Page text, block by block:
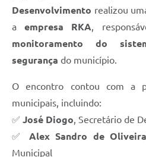
Desenvolvimento realizou
aempresa RKA,
monitoramento do
segurança do município.
O encontro contou com a
municipais, incluindo:
✅ José Diogo, Secretário de
✅ Alex Sandro de Oliveira
Municipal